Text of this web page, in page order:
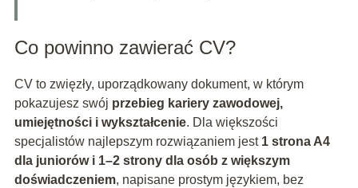
Co powinno zawierać CV?
CV to zwięzły, uporządkowany dokument, w którym
pokazujesz swój przebieg kariery zawodowej,
umiejętności i wykształcenie. Dla większości
specjalistów najlepszym rozwiązaniem jest 1 strona A4
dla juniorów i 1–2 strony dla osób z większym
doświadczeniem, napisane prostym językiem, bez